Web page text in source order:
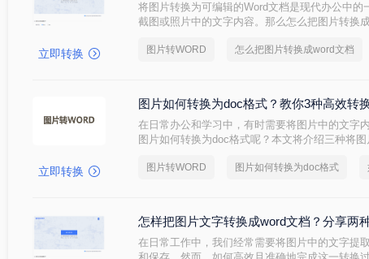
立即转换
将图片转换为可编辑的Word文档是现代办公中的
截图或照片中的文字内容。那么怎么把图片转换
图片转WORD 怎么把图片转换成word文档
立即转换
图片如何转换为doc格式？教你3种高效转
在日常办公和学习中，有时需要将图片中的文字
图片如何转换为doc格式呢？本文将介绍三种将图
图片转WORD 图片如何转换为doc格式
怎样把图片文字转换成word文档？分享两
在日常工作中，我们经常需要将图片中的文字提